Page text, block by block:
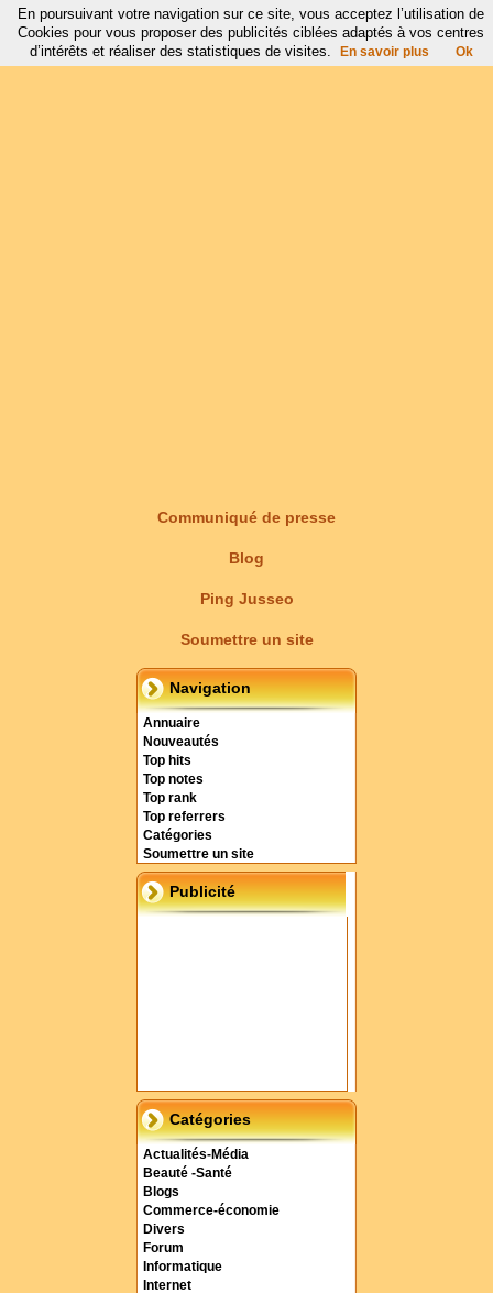
Communiqué de presse
Blog
Ping Jusseo
Soumettre un site
Navigation
Annuaire
Nouveautés
Top hits
Top notes
Top rank
Top referrers
Catégories
Soumettre un site
Publicité
Catégories
Actualités-Média
Beauté -Santé
Blogs
Commerce-économie
Divers
Forum
Informatique
Internet
En poursuivant votre navigation sur ce site, vous acceptez l’utilisation de
Cookies pour vous proposer des publicités ciblées adaptés à vos centres
d’intérêts et réaliser des statistiques de visites.
En savoir plus Ok